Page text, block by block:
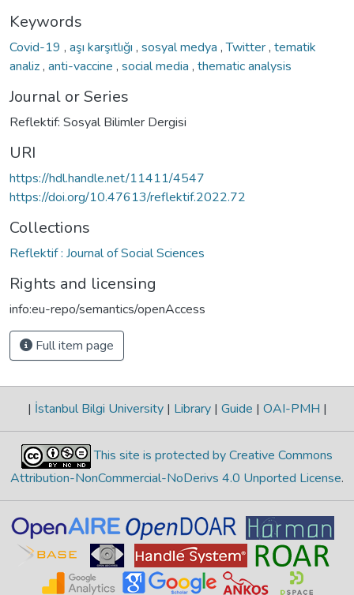
Keywords
Covid-19 , aşı karşıtlığı , sosyal medya ,Twitter, tematik
analiz, anti-vaccine , social media , thematic analysis
Journal or Series
Reflektif: Sosyal Bilimler Dergisi
URI
https://hdl.handle.net/11411/4547
https://doi.org/10.47613/reflektif.2022.72
Collections
Reflektif : Journal of Social Sciences
Rights and licensing
info:eu-repo/semantics/openAccess
Full item page
| İstanbul Bilgi University | Library | Guide | OAI-PMH |
This site is protected by Creative Commons
Attribution-NonCommercial-NoDerivs 4.0 Unported License.